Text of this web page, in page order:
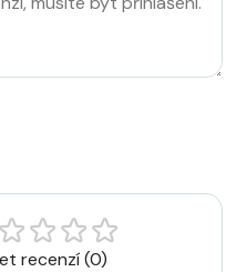
recenzí (0)